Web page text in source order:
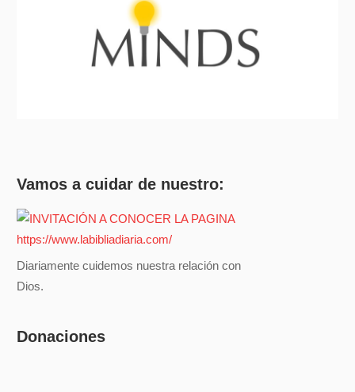
Vamos a cuidar de nuestro:
Diariamente cuidemos nuestra relación con
Dios.
Donaciones